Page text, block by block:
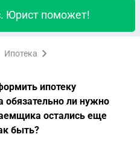
Юрист поможет!
Ипотека
ипотеку
ли нужно
остались еще
быть?